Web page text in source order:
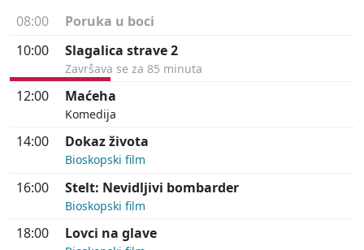
08:00
Poruka u boci
10:00
Slagalica strave 2
Završava se za 85 minuta
12:00 Maćeha
Komedija
14:00 Dokaz života
Bioskopski film
16:00 Stelt: Nevidljivi bombarder
Bioskopski film
18:00 Lovci na glave